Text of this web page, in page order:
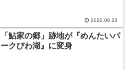
2020.06.23
「鮎家の郷」跡地が『めんたいパ
ークびわ湖』に変身